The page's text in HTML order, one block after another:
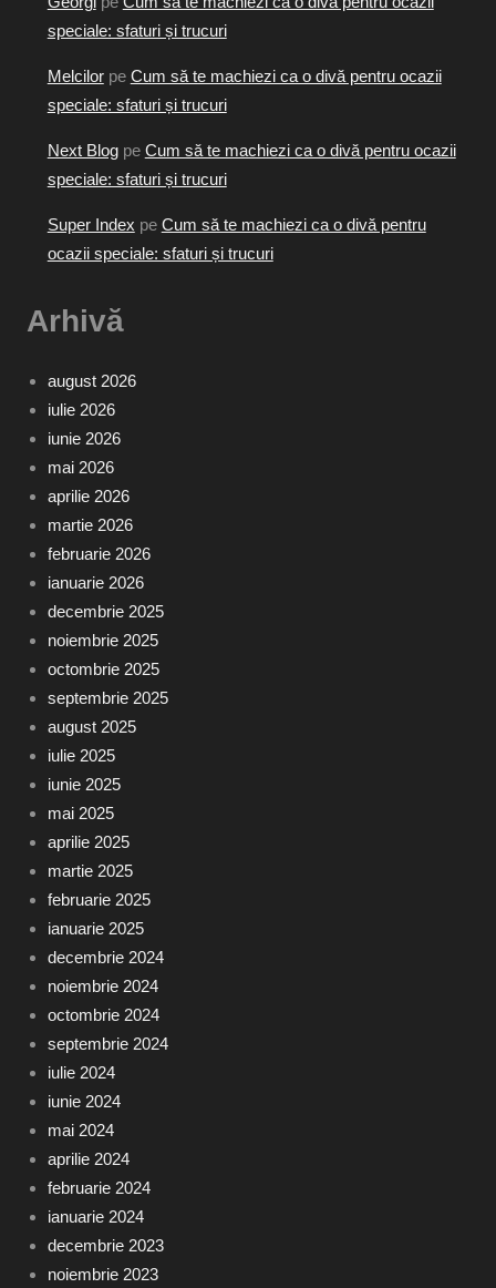
speciale: sfaturi și trucuri
Melcilorpe Cum să te machiezi ca o divă pentru ocazii
speciale: sfaturi și trucuri
Next Blogpe Cum să te machiezi ca o divă pentru ocazii
speciale: sfaturi și trucuri
Super Index pe Cum să te machiezi ca o divă pentru
ocazii speciale: sfaturi și trucuri
Arhivă
august 2026
iulie 2026
iunie 2026
mai 2026
aprilie 2026
martie 2026
februarie 2026
ianuarie 2026
decembrie 2025
noiembrie 2025
octombrie 2025
septembrie 2025
august 2025
iulie 2025
iunie 2025
mai 2025
aprilie 2025
martie 2025
februarie 2025
ianuarie 2025
decembrie 2024
noiembrie 2024
octombrie 2024
septembrie 2024
iulie 2024
iunie 2024
mai 2024
aprilie 2024
februarie 2024
ianuarie 2024
decembrie 2023
noiembrie 2023